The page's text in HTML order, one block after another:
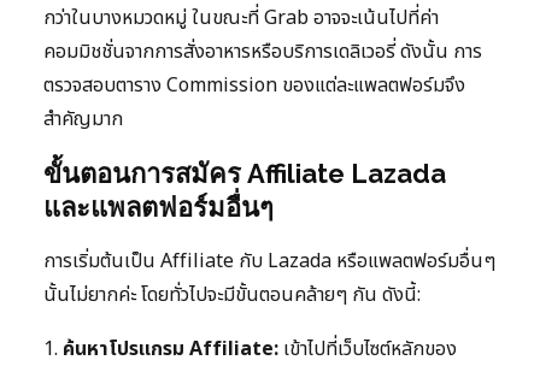
กว่าในบางหมวดหมู่ ในขณะที่ Grab อาจจะเน้นไปที่ค่า
คอมมิชชั่นจากการสั่งอาหารหรือบริการเดลิเวอรี่ ดังนั้น การ
ตรวจสอบตาราง Commission ของแต่ละแพลตฟอร์มจึง
สำคัญมาก
ขั้นตอนการสมัคร Affiliate Lazada
และแพลตฟอร์มอื่นๆ
การเริ่มต้นเป็น Affiliate กับ Lazada หรือแพลตฟอร์มอื่นๆ
นั้นไม่ยากค่ะ โดยทั่วไปจะมีขั้นตอนคล้ายๆ กัน ดังนี้:
1. ค้นหาโปรแกรม Affiliate: เข้าไปที่เว็บไซต์หลักของ